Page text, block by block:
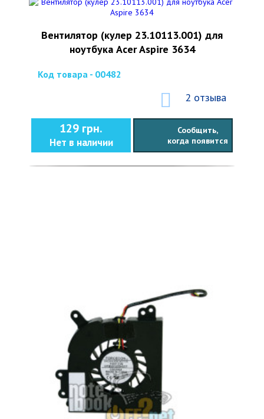
Вентилятор (кулер 23.10113.001) для
ноутбука Aсer Aspire 3634
Код товара - 00482
2 отзыва
129 грн.
Нет в наличии
Сообщить,
когда появится